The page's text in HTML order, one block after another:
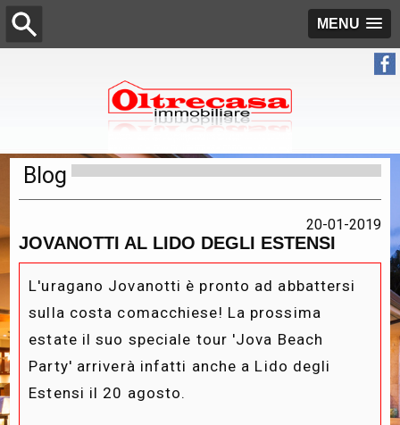
MENU
Blog
20-01-2019
JOVANOTTI AL LIDO DEGLI ESTENSI
L'uragano Jovanotti è pronto ad abbattersi
sulla costa comacchiese! La prossima
estate il suo speciale tour 'Jova Beach
Party' arriverà infatti anche a Lido degli
Estensi il 20 agosto.